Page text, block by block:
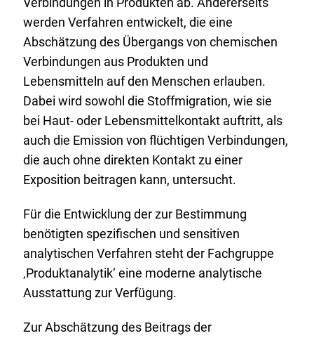
werden Verfahren entwickelt, die eine
Abschätzung des Übergangs von chemischen
Verbindungen aus Produkten und
Lebensmitteln auf den Menschen erlauben.
Dabei wird sowohl die Stoffmigration, wie sie
bei Haut- oder Lebensmittelkontakt auftritt, als
auch die Emission von flüchtigen Verbindungen,
die auch ohne direkten Kontakt zu einer
Exposition beitragen kann, untersucht.
Für die Entwicklung der zur Bestimmung
benötigten spezifischen und sensitiven
analytischen Verfahren steht der Fachgruppe
‚Produktanalytik‘ eine moderne analytische
Ausstattung zur Verfügung.
Zur Abschätzung des Beitrags der